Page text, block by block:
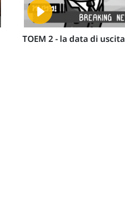
TOEM 2 - la data di uscita